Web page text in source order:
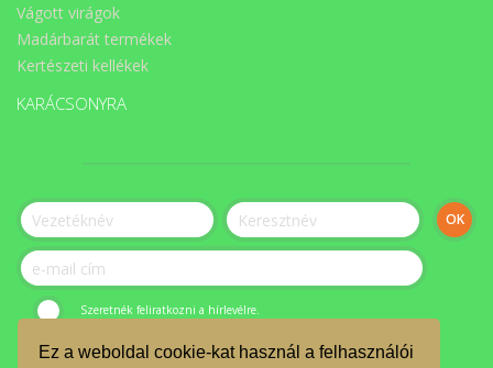
Ez a weboldal cookie-kat használ a felhasználói
Vágott virágok
Madárbarát termékek
Kertészeti kellékek
KARÁCSONYRA
Szeretnék feliratkozni a hírlevélre.
© ÉLET-Közösség Egyesület 2023.